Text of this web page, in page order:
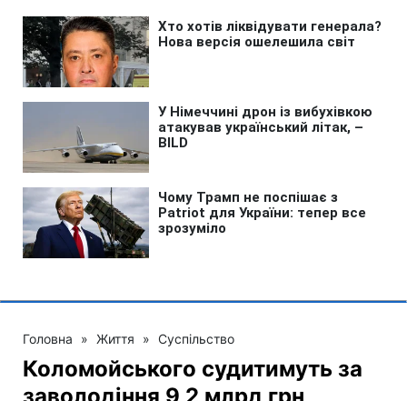
Головна » Життя » Суспільство
Коломойського судитимуть за